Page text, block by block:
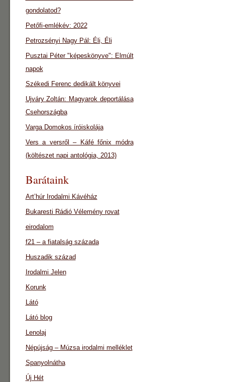
gondolatod?
Petőfi-emlékév: 2022
Petrozsényi Nagy Pál: Éli, Éli
Pusztai Péter "képeskönyve": Elmúlt
napok
Székedi Ferenc dedikált könyvei
Ujváry Zoltán: Magyarok deportálása
Csehországba
Varga Domokos íróiskolája
Vers a versről – Káfé főnix módra
(költészet napi antológia, 2013)
Barátaink
Art’húr Irodalmi Kávéház
Bukaresti Rádió Vélemény rovat
eirodalom
f21 – a fiatalság százada
Huszadik század
Irodalmi Jelen
Korunk
Látó
Látó blog
Lenolaj
Népújság – Múzsa irodalmi melléklet
Spanyolnátha
Új Hét